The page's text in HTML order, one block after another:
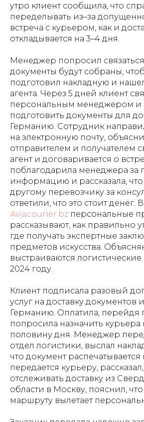
утро клиент сообщила, что
переделывать из–за
встреча с курьером, как и
откладывается на 3–4 дня.
Менеджер попросил
документы будут собраны,
подготовил накладную и
агента. Через 5 дней клиент
персональным менеджером и
подготовить документы для
Германию. Сотрудник
на электронную почту,
отправителем и получателем
агент и договаривается о
поблагодарила менеджера за
информацию и рассказала,
другому перевозчику за
ответили, что это стоит денег.
Aviacourier.bz персональные
рассказывают, как правильно
где получать экспертные
предметов искусства.
выстраиваются
2024 году.
Клиент подписала разовый
услуг на доставку документов
Германию. Оплатила, перейдя
попросила назначить
половину дня. Менеджер
отдел логистики, выслал
что документ распечатывается
передается курьеру,
отслеживать доставку из
области в Москву, пояснил,
маршруту вылетает